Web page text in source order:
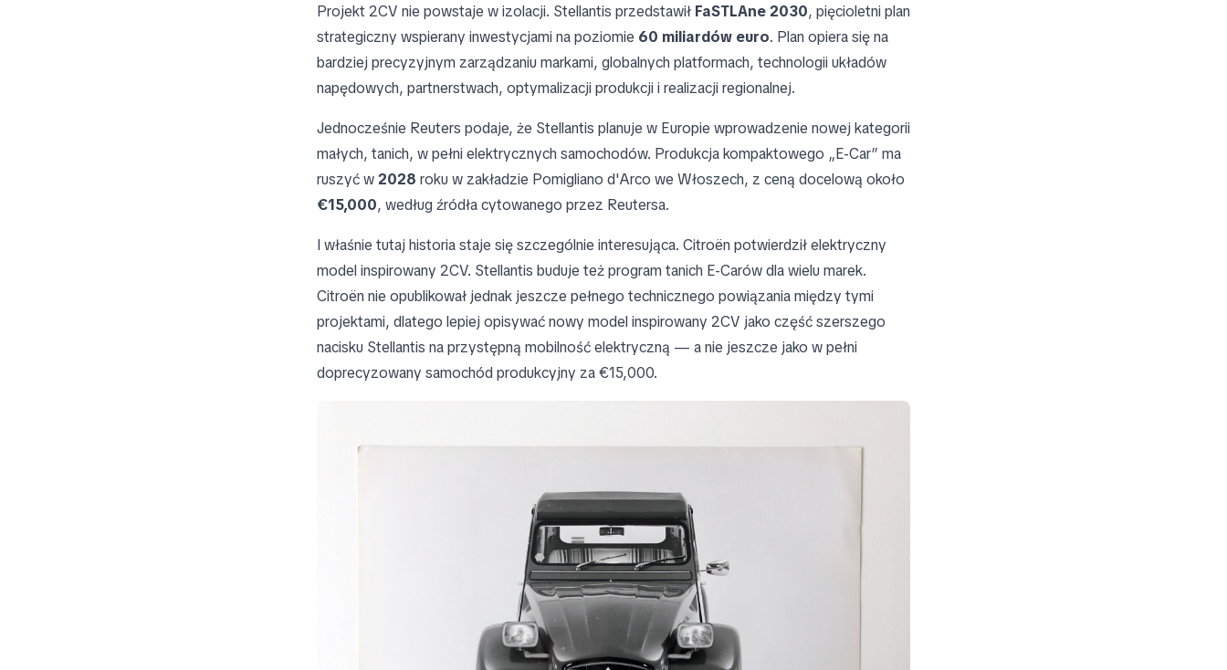
Projekt 2CV nie powstaje w izolacji. Stellantis przedstawił FaSTLAne 2030, pięcioletni plan
strategiczny wspierany inwestycjami na poziomie 60 miliardów euro. Plan opiera się na
bardziej precyzyjnym zarządzaniu markami, globalnych platformach, technologii układów
napędowych, partnerstwach, optymalizacji produkcji i realizacji regionalnej.
Jednocześnie Reuters podaje, że Stellantis planuje w Europie wprowadzenie nowej kategorii
małych, tanich, w pełni elektrycznych samochodów. Produkcja kompaktowego „E-Car” ma
ruszyć w2028 roku w zakładzie Pomigliano d'Arco we Włoszech, z ceną docelową około
€15,000, według źródła cytowanego przez Reutersa.
I właśnie tutaj historia staje się szczególnie interesująca. Citroën potwierdził elektryczny
model inspirowany 2CV. Stellantis buduje też program tanich E-Carów dla wielu marek.
Citroën nie opublikował jednak jeszcze pełnego technicznego powiązania między tymi
projektami, dlatego lepiej opisywać nowy model inspirowany 2CV jako część szerszego
nacisku Stellantis na przystępną mobilność elektryczną — a nie jeszcze jako w pełni
doprecyzowany samochód produkcyjny za €15,000.